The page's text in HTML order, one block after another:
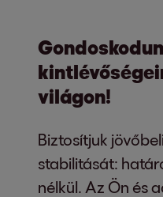
világon!
Biztosítjuk
stabilitását:
nélkül. Az Ön és